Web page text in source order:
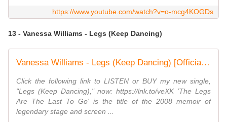
https://www.youtube.com/watch?v=o-mcg4KOGDs
13 - Vanessa Williams - Legs (Keep Dancing)
Vanessa Williams - Legs (Keep Dancing) [Official Music Video]
Click the following link to LISTEN or BUY my new single,
"Legs (Keep Dancing)," now: https://lnk.to/veXK 'The Legs
Are The Last To Go' is the title of the 2008 memoir of
legendary stage and screen ...